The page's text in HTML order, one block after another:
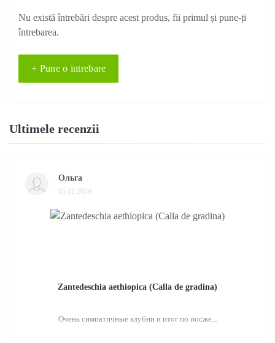
Nu există întrebări despre acest produs, fii primul și pune-ți
întrebarea.
+ Pune o intrebare
Ultimele recenzii
Ольга
05.12.2024
Zantedeschia aethiopica (Calla de gradina)
Очень симпатичные клубни и итог по посже...